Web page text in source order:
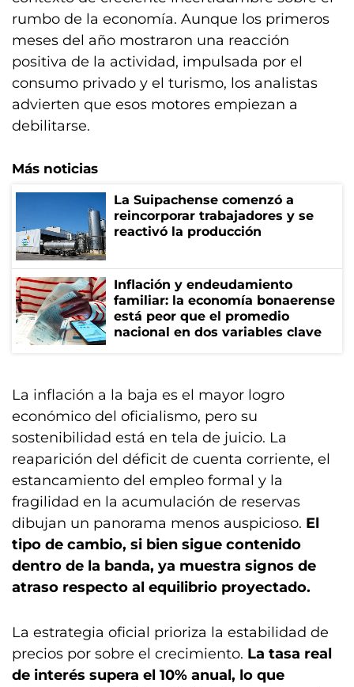
rumbo de la economía. Aunque los primeros
meses del año mostraron una reacción
positiva de la actividad, impulsada por el
consumo privado y el turismo, los analistas
advierten que esos motores empiezan a
debilitarse.
Más noticias
La Suipachense comenzó a
reincorporar trabajadores y se
reactivó la producción
Inflación y endeudamiento
familiar: la economía bonaerense
está peor que el promedio
nacional en dos variables clave
La inflación a la baja es el mayor logro
económico del oficialismo, pero su
sostenibilidad está en tela de juicio. La
reaparición del déficit de cuenta corriente, el
estancamiento del empleo formal y la
fragilidad en la acumulación de reservas
dibujan un panorama menos auspicioso. El
tipo de cambio, si bien sigue contenido
dentro de la banda, ya muestra signos de
atraso respecto al equilibrio proyectado.
La estrategia oficial prioriza la estabilidad de
precios por sobre el crecimiento. La tasa real
de interés supera el 10% anual, lo que